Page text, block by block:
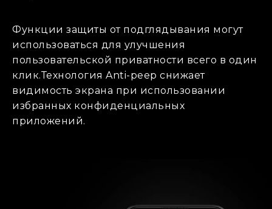
Функции защиты от подглядывания могут
использоваться для улучшения
пользовательской приватности всего в один
клик.Технология Anti-peep снижает
видимость экрана при использовании
избранных конфиденциальных
приложений.